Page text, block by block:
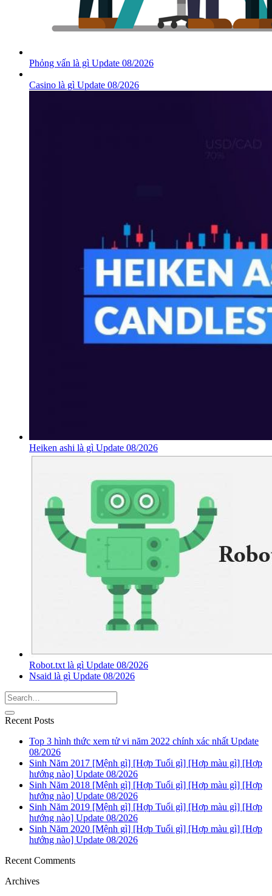
Phỏng vấn là gì Update 08/2026
Casino là gì Update 08/2026
Heiken ashi là gì Update 08/2026
Robot.txt là gì Update 08/2026
Nsaid là gì Update 08/2026
Recent Posts
Top 3 hình thức xem tử vi năm 2022 chính xác nhất Update
08/2026
Sinh Năm 2017 [Mệnh gì] [Hợp Tuổi gì] [Hợp màu gì] [Hợp
hướng nào] Update 08/2026
Sinh Năm 2018 [Mệnh gì] [Hợp Tuổi gì] [Hợp màu gì] [Hợp
hướng nào] Update 08/2026
Sinh Năm 2019 [Mệnh gì] [Hợp Tuổi gì] [Hợp màu gì] [Hợp
hướng nào] Update 08/2026
Sinh Năm 2020 [Mệnh gì] [Hợp Tuổi gì] [Hợp màu gì] [Hợp
hướng nào] Update 08/2026
Recent Comments
Archives